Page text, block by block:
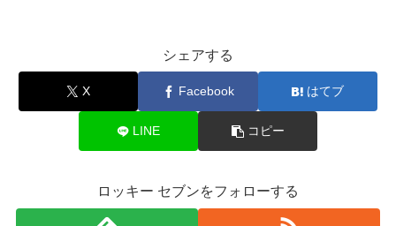
シェアする
X Facebook はてブ
LINE コピー
ロッキー セブンをフォローする